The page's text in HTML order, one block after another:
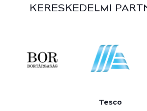
KERESKEDELMI
Tesco